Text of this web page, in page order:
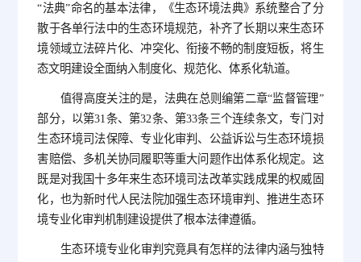
“法典”命名的基本法律，《生态环境法典》系统整合了分
散于各单行法中的生态环境规范，补齐了长期以来生态环
境领域立法碎片化、冲突化、衔接不畅的制度短板，将生
态文明建设全面纳入制度化、规范化、体系化轨道。
值得高度关注的是，法典在总则编第二章“监督管理”
部分，以第31条、第32条、第33条三个连续条文，专门对
生态环境司法保障、专业化审判、公益诉讼与生态环境损
害赔偿、多机关协同履职等重大问题作出体系化规定。这
既是对我国十多年来生态环境司法改革实践成果的权威固
化，也为新时代人民法院加强生态环境审判、推进生态环
境专业化审判机制建设提供了根本法律遵循。
生态环境专业化审判究竟具有怎样的法律内涵与独特